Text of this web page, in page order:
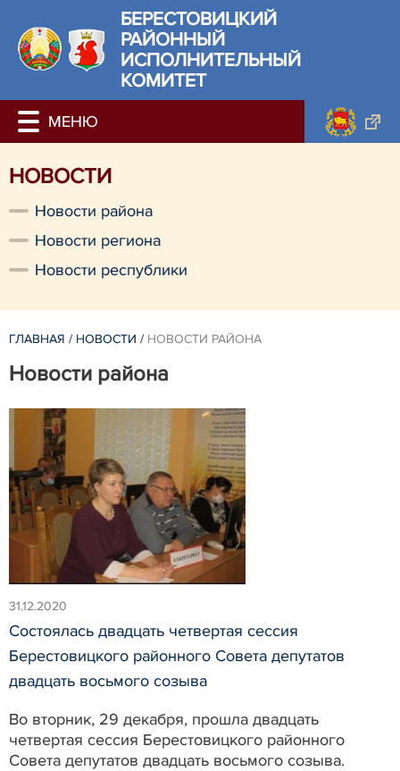
БЕРЕСТОВИЦКИЙ
РАЙОННЫЙ
ИСПОЛНИТЕЛЬНЫЙ
КОМИТЕТ
НОВОСТИ
Новости района
Новости региона
Новости республики
ГЛАВНАЯ / НОВОСТИ / НОВОСТИ РАЙОНА
Новости района
31.12.2020
Состоялась двадцать четвертая сессия
Берестовицкого районного Совета депутатов
двадцать восьмого созыва
Во вторник, 29 декабря, прошла двадцать
четвертая сессия Берестовицкого районного
Совета депутатов двадцать восьмого созыва.